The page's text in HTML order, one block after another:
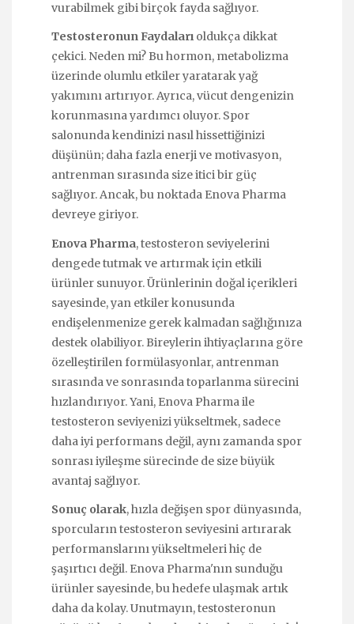
vurabilmek gibi birçok fayda sağlıyor.
Testosteronun Faydaları oldukça dikkat
çekici. Neden mi? Bu hormon, metabolizma
üzerinde olumlu etkiler yaratarak yağ
yakımını artırıyor. Ayrıca, vücut dengenizin
korunmasına yardımcı oluyor. Spor
salonunda kendinizi nasıl hissettiğinizi
düşünün; daha fazla enerji ve motivasyon,
antrenman sırasında size itici bir güç
sağlıyor. Ancak, bu noktada Enova Pharma
devreye giriyor.
Enova Pharma, testosteron seviyelerini
dengede tutmak ve artırmak için etkili
ürünler sunuyor. Ürünlerinin doğal içerikleri
sayesinde, yan etkiler konusunda
endişelenmenize gerek kalmadan sağlığınıza
destek olabiliyor. Bireylerin ihtiyaçlarına göre
özelleştirilen formülasyonlar, antrenman
sırasında ve sonrasında toparlanma sürecini
hızlandırıyor. Yani, Enova Pharma ile
testosteron seviyenizi yükseltmek, sadece
daha iyi performans değil, aynı zamanda spor
sonrası iyileşme sürecinde de size büyük
avantaj sağlıyor.
Sonuç olarak, hızla değişen spor dünyasında,
sporcuların testosteron seviyesini artırarak
performanslarını yükseltmeleri hiç de
şaşırtıcı değil. Enova Pharma'nın sunduğu
ürünler sayesinde, bu hedefe ulaşmak artık
daha da kolay. Unutmayın, testosteronun